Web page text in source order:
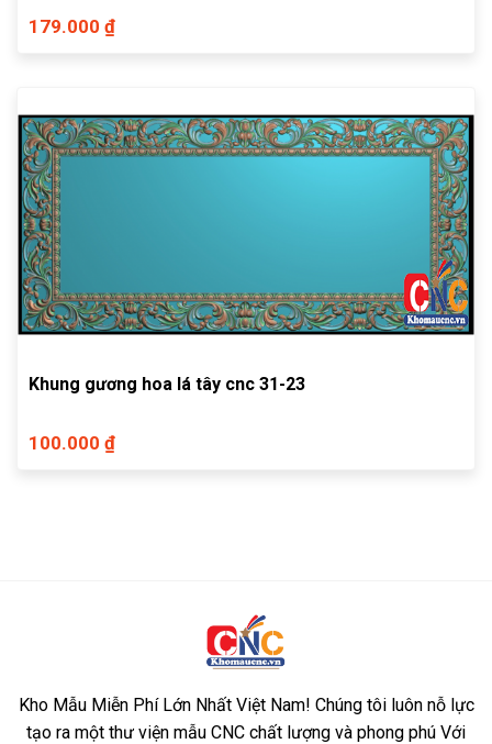
179.000 ₫
Khung gương hoa lá tây cnc 31-23
100.000 ₫
Kho Mẫu Miễn Phí Lớn Nhất Việt Nam! Chúng tôi luôn nỗ lực
tạo ra một thư viện mẫu CNC chất lượng và phong phú Với